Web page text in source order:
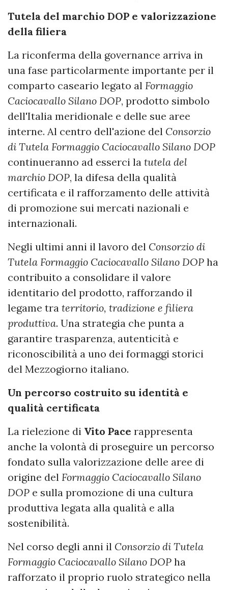
Tutela del marchio DOP e valorizzazione
della filiera
La riconferma della governance arriva in
una fase particolarmente importante per il
comparto caseario legato al Formaggio
Caciocavallo Silano DOP, prodotto simbolo
dell'Italia meridionale e delle sue aree
interne. Al centro dell'azione del Consorzio
di Tutela Formaggio Caciocavallo Silano DOP
continueranno ad esserci la tutela del
marchio DOP, la difesa della qualità
certificata e il rafforzamento delle attività
di promozione sui mercati nazionali e
internazionali.
Negli ultimi anni il lavoro del Consorzio di
Tutela Formaggio Caciocavallo Silano DOP ha
contribuito a consolidare il valore
identitario del prodotto, rafforzando il
legame tra territorio, tradizione e filiera
produttiva. Una strategia che punta a
garantire trasparenza, autenticità e
riconoscibilità a uno dei formaggi storici
del Mezzogiorno italiano.
Un percorso costruito su identità e
qualità certificata
La rielezione di Vito Pace rappresenta
anche la volontà di proseguire un percorso
fondato sulla valorizzazione delle aree di
origine del Formaggio Caciocavallo Silano
DOP e sulla promozione di una cultura
produttiva legata alla qualità e alla
sostenibilità.
Nel corso degli anni il Consorzio di Tutela
Formaggio Caciocavallo Silano DOP ha
rafforzato il proprio ruolo strategico nella